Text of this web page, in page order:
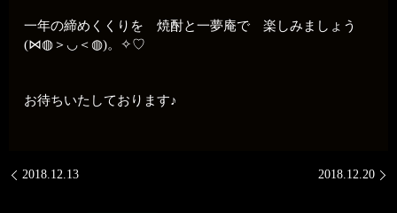
一年の締めくくりを 焼酎と一夢庵で 楽しみましょう
(⋈◍＞◡＜◍)。✧♡
お待ちいたしております♪
2018.12.13 2018.12.20